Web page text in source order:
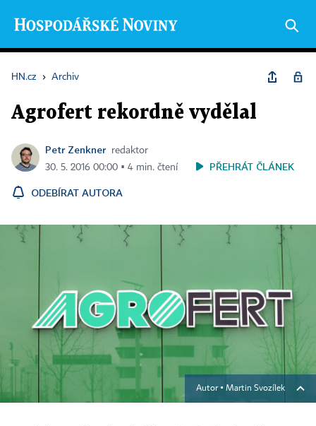
HN.cz › Archiv
Agrofert rekordně vydělal
Petr Zenkner
redaktor
30. 5. 2016 00:00 ▪ 4 min. čtení
PŘEHRÁT ČLÁNEK
ODEBÍRAT AUTORA
Autor ▪ Martin Svozílek